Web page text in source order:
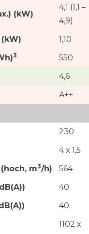
(kW)
4,1 (1,1 –
4,9)
1,10
3
550
4,6
A++
230
4 x 1,5
m3/h)
564
40
40
1102 x